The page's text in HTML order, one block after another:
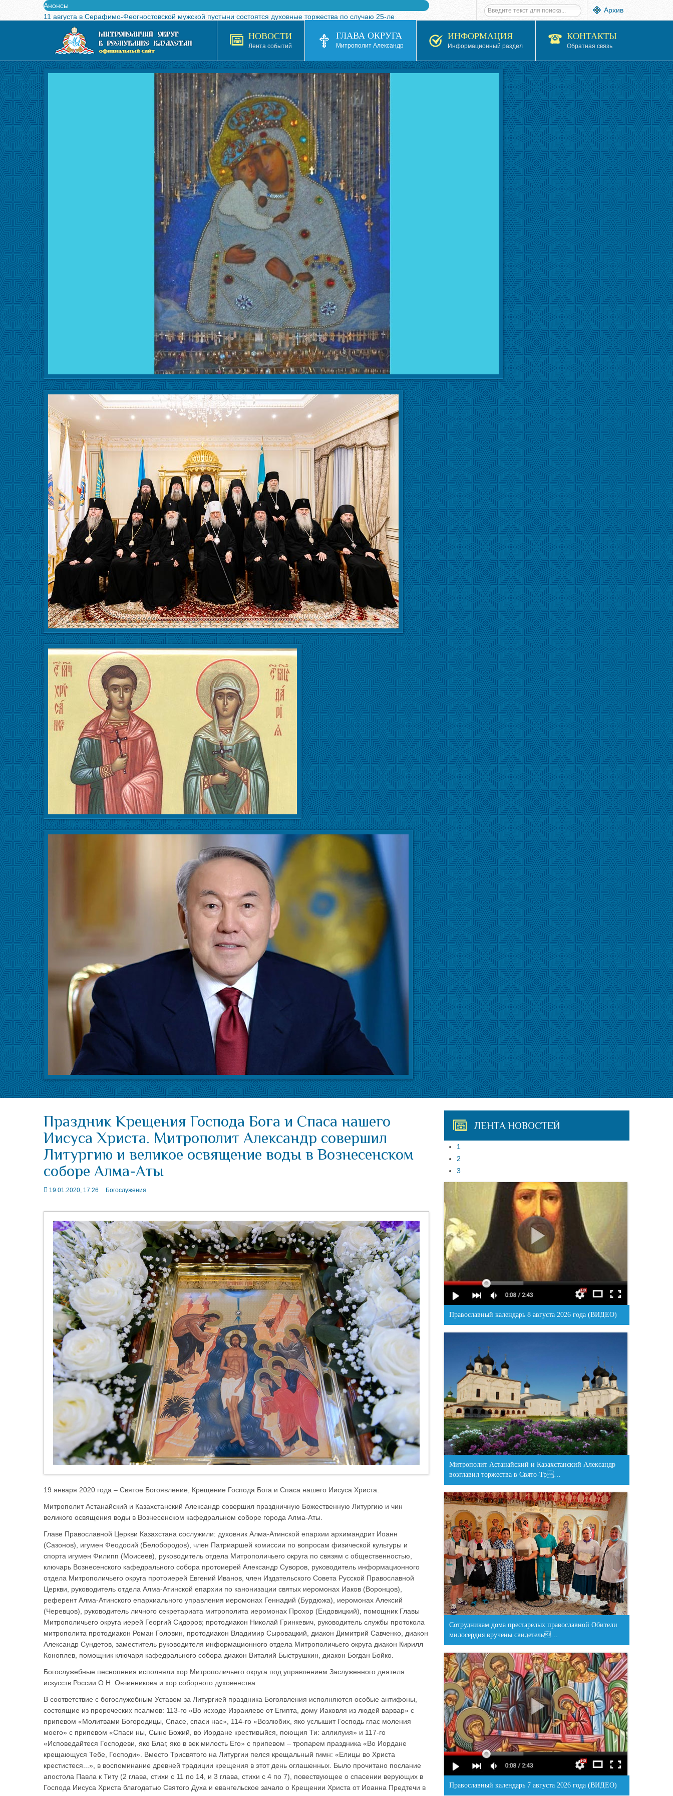
Анонсы
11 августа в Серафимо-Феогностовской мужской пустыни состоятся духовные торжества по случаю 25-ле
Выпущен в свет буклет о проведении Международного турнира по волейболу, посвященного 25-летию обр
Вышел в свет новый номер журнала «Свет Православия в Казахстане»
Вышла в свет монография «Управляющие Алма-Атинской епархией Русской Православной Церкви в 1927–19
Алма-Атинская духовная семинария объявляет прием документов на 2026-2027 учебный год
Архив
НОВОСТИ
Лента событий
ГЛАВА ОКРУГА
Митрополит Александр
ИНФОРМАЦИЯ
Информационный раздел
КОНТАКТЫ
Обратная связь
Праздник Крещения Господа Бога и Спаса нашего
Иисуса Христа. Митрополит Александр совершил
Литургию и великое освящение воды в Вознесенском
соборе Алма-Аты
19.01.2020, 17:26 Богослужения
19 января 2020 года – Святое Богоявление, Крещение Господа Бога и Спаса нашего Иисуса Христа.
Митрополит Астанайский и Казахстанский Александр совершил праздничную Божественную Литургию и чин
великого освящения воды в Вознесенском кафедральном соборе города Алма-Аты.
Главе Православной Церкви Казахстана сослужили: духовник Алма-Атинской епархии архимандрит Иоанн
(Сазонов), игумен Феодосий (Белобородов), член Патриаршей комиссии по вопросам физической культуры и
спорта игумен Филипп (Моисеев), руководитель отдела Митрополичьего округа по связям с общественностью,
ключарь Вознесенского кафедрального собора протоиерей Александр Суворов, руководитель информационного
отдела Митрополичьего округа протоиерей Евгений Иванов, член Издательского Совета Русской Православной
Церкви, руководитель отдела Алма-Атинской епархии по канонизации святых иеромонах Иаков (Воронцов),
референт Алма-Атинского епархиального управления иеромонах Геннадий (Бурдюжа), иеромонах Алексий
(Черевцов), руководитель личного секретариата митрополита иеромонах Прохор (Ендовицкий), помощник Главы
Митрополичьего округа иерей Георгий Сидоров; протодиакон Николай Гринкевич, руководитель службы протокола
митрополита протодиакон Роман Головин, протодиакон Владимир Сыровацкий, диакон Димитрий Савченко, диакон
Александр Сундетов, заместитель руководителя информационного отдела Митрополичьего округа диакон Кирилл
Коноплев, помощник ключаря кафедрального собора диакон Виталий Быструшкин, диакон Богдан Бойко.
Богослужебные песнопения исполняли хор Митрополичьего округа под управлением Заслуженного деятеля
искусств России О.Н. Овчинникова и хор соборного духовенства.
В соответствие с богослужебным Уставом за Литургией праздника Богоявления исполняются особые антифоны,
состоящие из пророческих псалмов: 113-го «Во исходе Израилеве от Египта, дому Иаковля из людей варвар» с
припевом «Молитвами Богородицы, Спасе, спаси нас», 114-го «Возлюбих, яко услышит Господь глас моления
моего» с припевом «Спаси ны, Сыне Божий, во Иордане крестивыйся, поющия Ти: аллилуия» и 117-го
«Исповедайтеся Господеви, яко Благ, яко в век милость Его» с припевом – тропарем праздника «Во Иoрдане
крещающуся Тебе, Господи». Вместо Трисвятого на Литургии пелся крещальный гимн: «Елицы во Христа
крестистеся...», в воспоминание древней традиции крещения в этот день оглашенных. Было прочитано послание
апостола Павла к Титу (2 глава, стихи с 11 по 14, и 3 глава, стихи с 4 по 7), повествующее о спасении верующих в
Господа Иисуса Христа благодатью Святого Духа и евангельское зачало о Крещении Христа от Иоанна Предтечи в
ЛЕНТА НОВОСТЕЙ
1
2
3
Православный календарь 8 августа 2026 года (ВИДЕО)
Митрополит Астанайский и Казахстанский Александр
возглавил торжества в Свято-Тр…
Сотрудникам дома престарелых православной Обители
милосердия вручены свидетель…
Православный календарь 7 августа 2026 года (ВИДЕО)